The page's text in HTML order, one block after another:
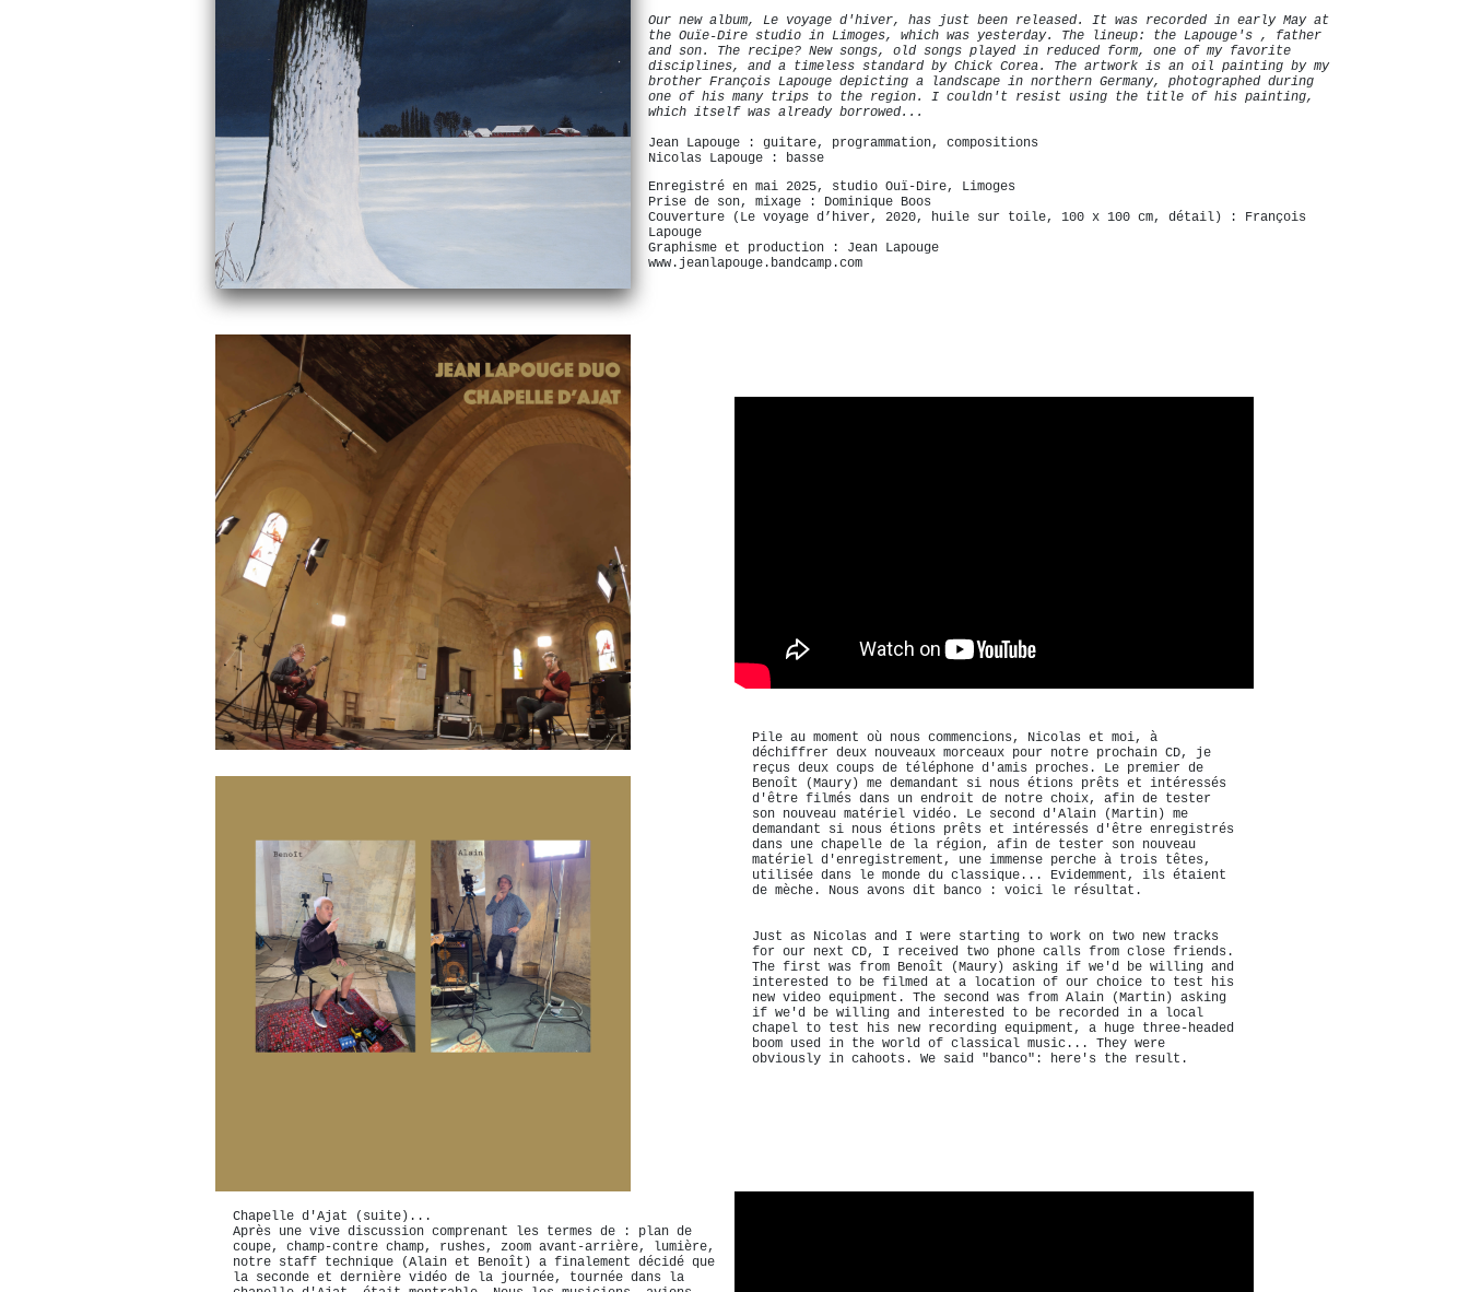
Our new album, Le voyage d'hiver, has just been released. It was recorded in early May at
the Ouïe-Dire studio in Limoges, which was yesterday. The lineup: the Lapouge's , father
and son. The recipe? New songs, old songs played in reduced form, one of my favorite
disciplines, and a timeless standard by Chick Corea. The artwork is an oil painting by my
brother François Lapouge depicting a landscape in northern Germany, photographed during
one of his many trips to the region. I couldn't resist using the title of his painting,
which itself was already borrowed...
Jean Lapouge : guitare, programmation, compositions
Nicolas Lapouge : basse
Enregistré en mai 2025, studio Ouï-Dire, Limoges
Prise de son, mixage : Dominique Boos
Couverture (Le voyage d’hiver, 2020, huile sur toile, 100 x 100 cm, détail) : François
Lapouge
Graphisme et production : Jean Lapouge
www.jeanlapouge.bandcamp.com
Pile au moment où nous commencions, Nicolas et moi, à
déchiffrer deux nouveaux morceaux pour notre prochain CD, je
reçus deux coups de téléphone d'amis proches. Le premier de
Benoît (Maury) me demandant si nous étions prêts et intéressés
d'être filmés dans un endroit de notre choix, afin de tester
son nouveau matériel vidéo. Le second d'Alain (Martin) me
demandant si nous étions prêts et intéressés d'être enregistrés
dans une chapelle de la région, afin de tester son nouveau
matériel d'enregistrement, une immense perche à trois têtes,
utilisée dans le monde du classique... Evidemment, ils étaient
de mèche. Nous avons dit banco : voici le résultat.
Just as Nicolas and I were starting to work on two new tracks
for our next CD, I received two phone calls from close friends.
The first was from Benoît (Maury) asking if we'd be willing and
interested to be filmed at a location of our choice to test his
new video equipment. The second was from Alain (Martin) asking
if we'd be willing and interested to be recorded in a local
chapel to test his new recording equipment, a huge three-headed
boom used in the world of classical music... They were
obviously in cahoots. We said "banco": here's the result.
Chapelle d'Ajat (suite)...
Après une vive discussion comprenant les termes de : plan de
coupe, champ-contre champ, rushes, zoom avant-arrière, lumière,
notre staff technique (Alain et Benoît) a finalement décidé que
la seconde et dernière vidéo de la journée, tournée dans la